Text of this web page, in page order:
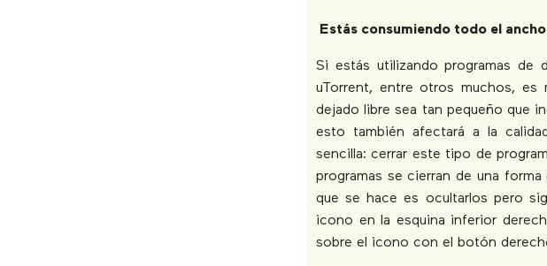
Estás consumiendo todo el
Si estás utilizando programas de
uTorrent, entre otros muchos, es
dejado libre sea tan pequeño que
esto también afectará a la
sencilla: cerrar este tipo de
programas se cierran de una
que se hace es ocultarlos pero
icono en la esquina inferior
sobre el icono con el botón